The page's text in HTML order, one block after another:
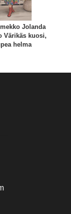
Jolanda
Värikäs kuosi,
helma